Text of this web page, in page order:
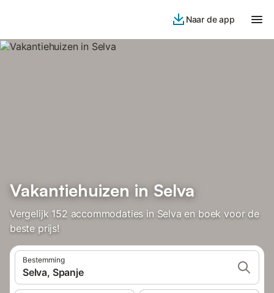
Naar de app
Vakantiehuizen in Selva
Vergelijk 152 accommodaties in Selva en boek voor de
beste prijs!
Bestemming
Selva, Spanje